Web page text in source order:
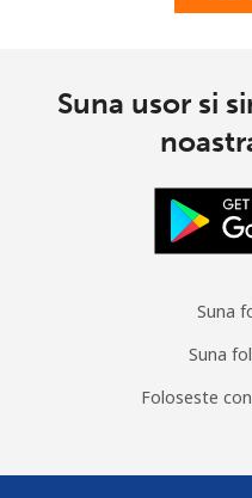
Suna usor si
Suna
Suna
Foloseste